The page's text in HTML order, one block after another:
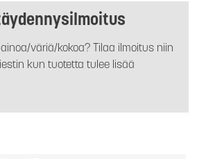
väriä/kokoa? Tilaa ilmoitus niin
kun tuotetta tulee lisää